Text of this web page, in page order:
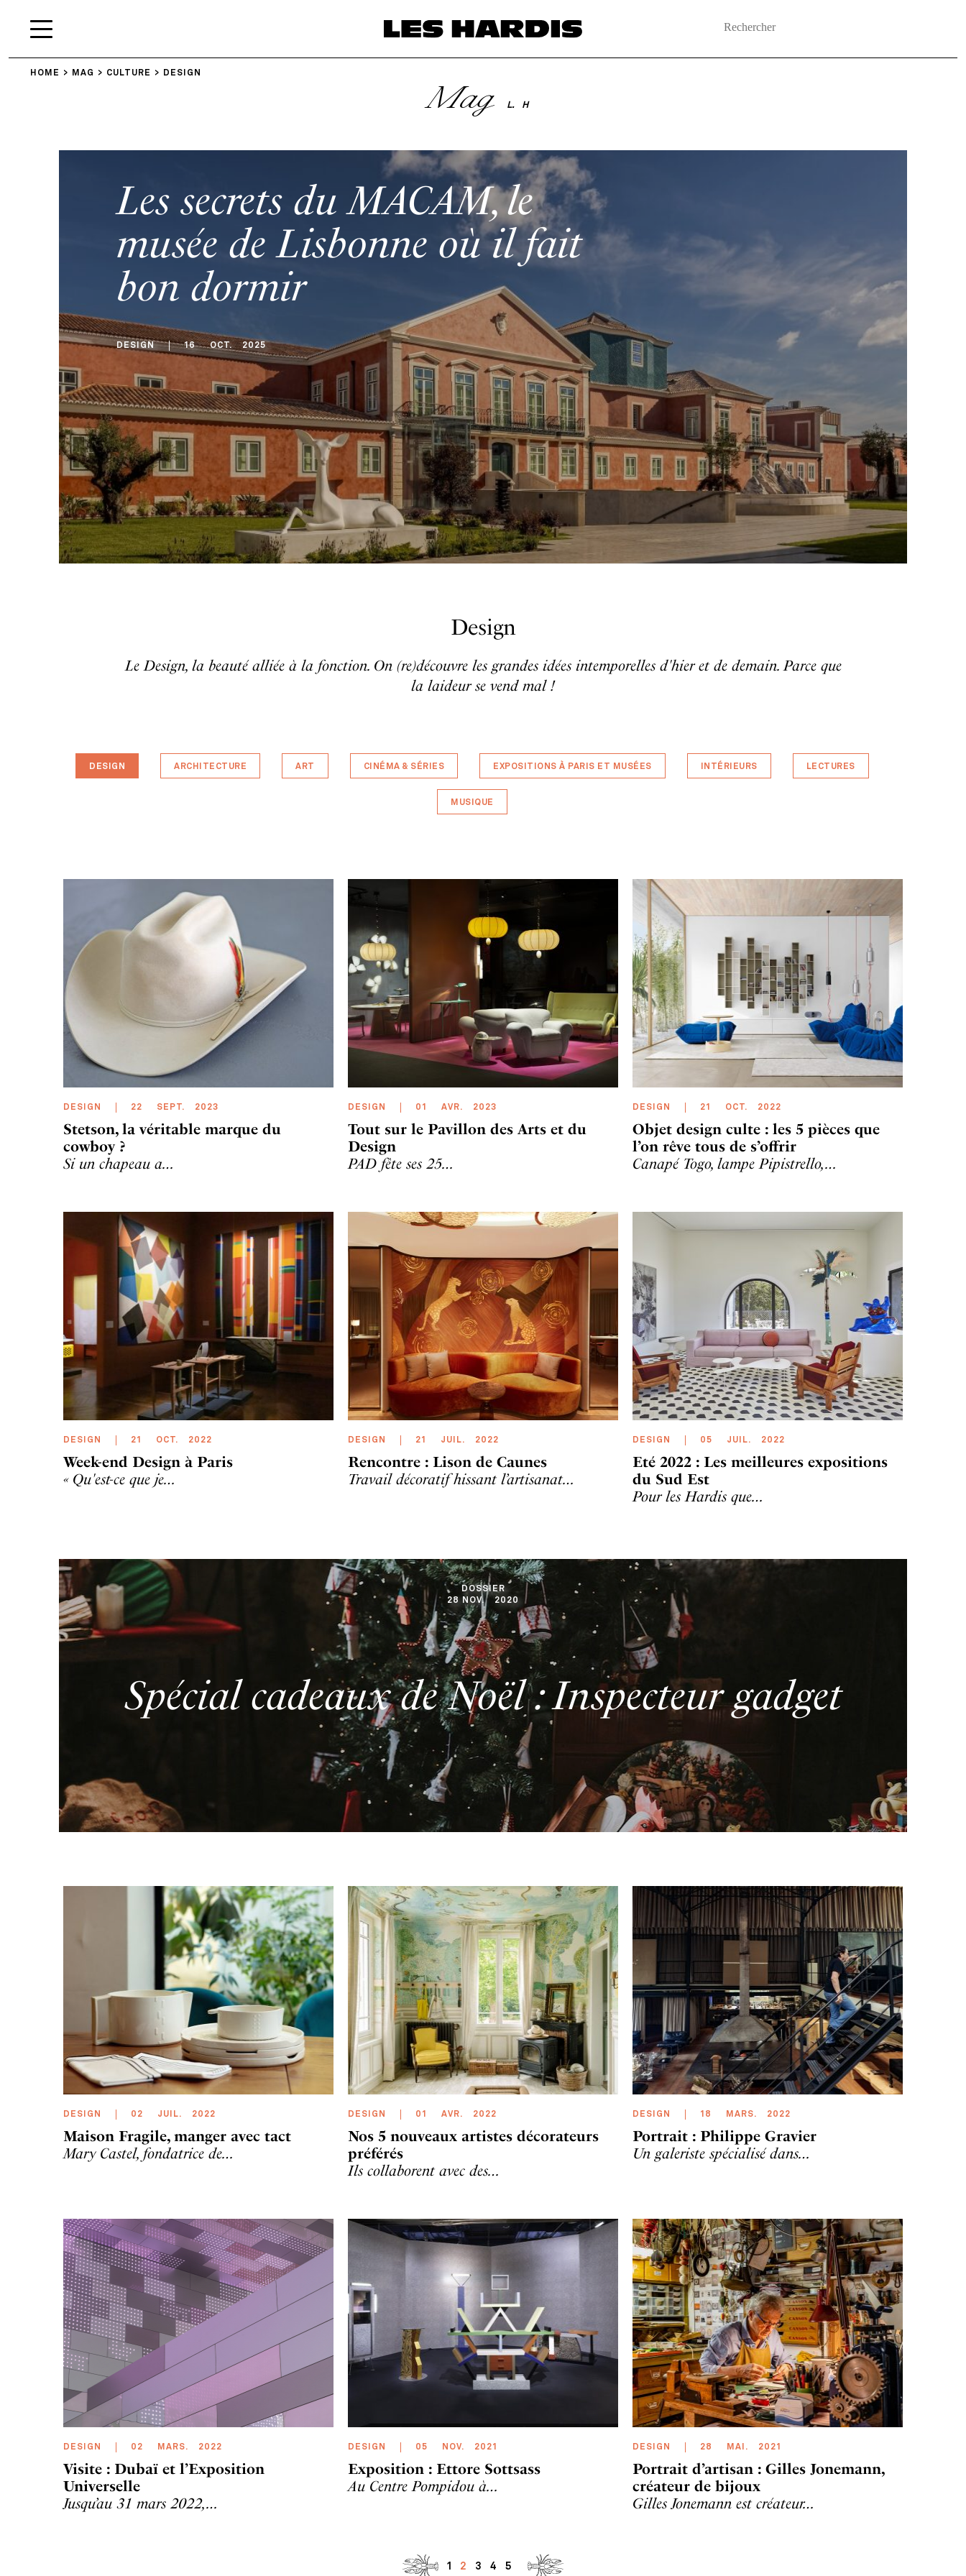
HOME MAG CULTURE DESIGN
Mag L. H
Les secrets du MACAM, le
musée de Lisbonne où il fait
bon dormir
DESIGN 16 OCT. 2025
Design
Le Design, la beauté alliée à la fonction. On (re)découvre les grandes idées intemporelles d'hier et de demain. Parce que
la laideur se vend mal !
DESIGN ARCHITECTURE ART CINÉMA & SÉRIES EXPOSITIONS À PARIS ET MUSÉES INTÉRIEURS LECTURES
MUSIQUE
DESIGN 22 SEPT. 2023
Stetson, la véritable marque du
cowboy ?
Si un chapeau a…
DESIGN 01 AVR. 2023
Tout sur le Pavillon des Arts et du
Design
PAD fête ses 25…
DESIGN 21 OCT. 2022
Objet design culte : les 5 pièces que
l’on rêve tous de s’offrir
Canapé Togo, lampe Pipistrello,…
DESIGN 21 OCT. 2022
Week-end Design à Paris
« Qu'est-ce que je…
DESIGN 21 JUIL. 2022
Rencontre : Lison de Caunes
Travail décoratif hissant l’artisanat…
DESIGN 05 JUIL. 2022
Eté 2022 : Les meilleures expositions
du Sud Est
Pour les Hardis que…
DOSSIER
28
NOV. 2020
Spécial cadeaux de Noël : Inspecteur gadget
DESIGN 02 JUIL. 2022
Maison Fragile, manger avec tact
Mary Castel, fondatrice de…
DESIGN 01 AVR. 2022
Nos 5 nouveaux artistes décorateurs
préférés
Ils collaborent avec des…
DESIGN 18 MARS. 2022
Portrait : Philippe Gravier
Un galeriste spécialisé dans…
DESIGN 02 MARS. 2022
Visite : Dubaï et l’Exposition
Universelle
Jusqu’au 31 mars 2022,…
DESIGN 05 NOV. 2021
Exposition : Ettore Sottsass
Au Centre Pompidou à…
DESIGN 28 MAI . 2021
Portrait d’artisan : Gilles Jonemann,
créateur de bijoux
Gilles Jonemann est créateur…
1 2 3 4 5